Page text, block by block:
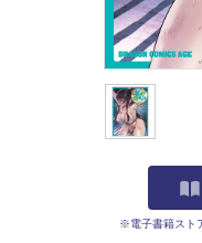
※電子書籍スト